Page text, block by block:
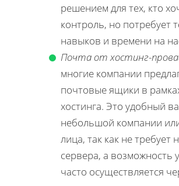
решением для тех, кто
контроль, но потребует
навыков и времени на
Почта от хостинг-
многие компании
почтовые ящики в
хостинга. Это удобный
небольшой компании
лица, так как не требует
сервера, а возможность
часто осуществляется